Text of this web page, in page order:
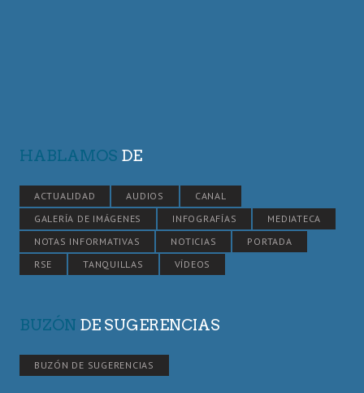
HABLAMOS DE
ACTUALIDAD AUDIOS
CANAL
GALERÍA DE IMÁGENES
INFOGRAFÍAS
MEDIATECA
NOTAS INFORMATIVAS
NOTICIAS
PORTADA
RSE
TANQUILLAS VÍDEOS
BUZÓN DE SUGERENCIAS
BUZÓN DE SUGERENCIAS